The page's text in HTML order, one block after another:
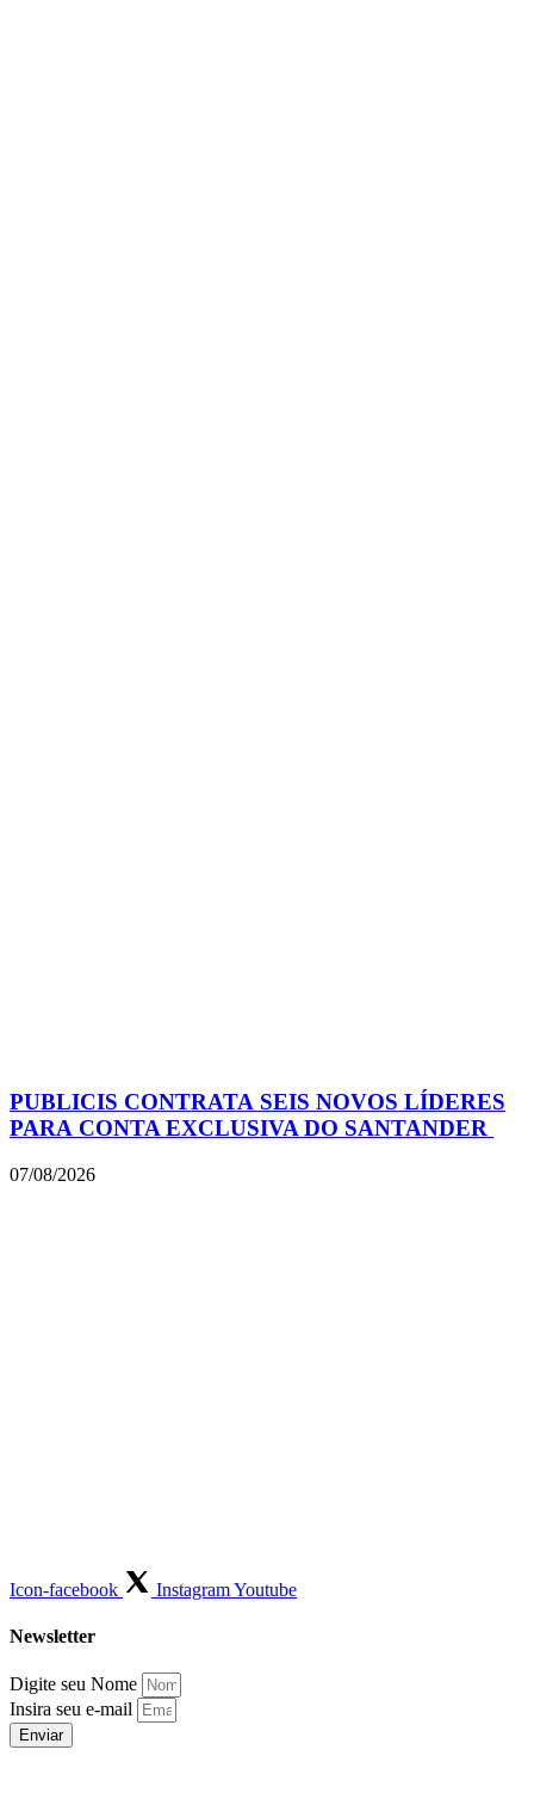
PUBLICIS CONTRATA SEIS NOVOS LÍDERES
PARA CONTA EXCLUSIVA DO SANTANDER
07/08/2026
Icon-facebook InstagramYoutube
Newsletter
Digite seu Nome
Insira seu e-mail
Enviar